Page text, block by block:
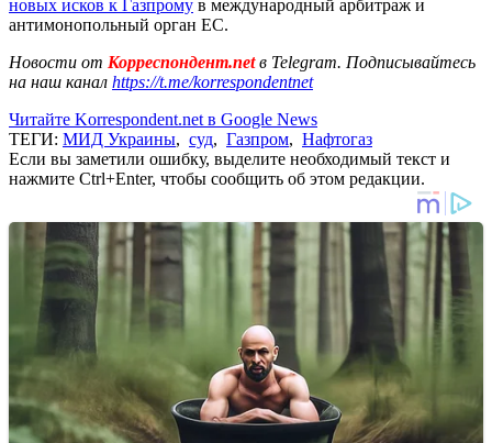
новых исков к Газпрому в международный арбитраж и
антимонопольный орган ЕС.
Новости от Корреспондент.netв Telegram. Подписывайтесь
на наш канал https://t.me/korrespondentnet
Читайте Korrespondent.net в Google News
ТЕГИ: МИД Украины, суд, Газпром, Нафтогаз
Если вы заметили ошибку, выделите необходимый текст и
нажмите Ctrl+Enter, чтобы сообщить об этом редакции.